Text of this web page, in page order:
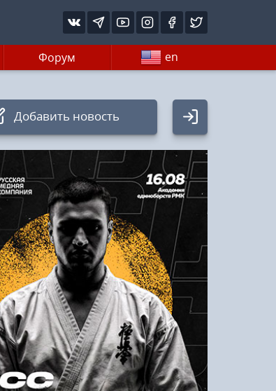
Форум en
Добавить новость
Авторизация
Логин:
Пароль
Войти
Напомнить пароль
Регистрация